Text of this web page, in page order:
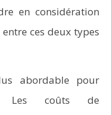
en considération
ces deux types
abordable pour
Les coûts de